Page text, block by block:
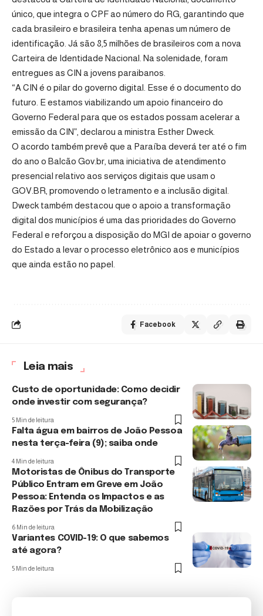
único, que integra o CPF ao número do RG, garantindo que
cada brasileiro e brasileira tenha apenas um número de
identificação. Já são 8,5 milhões de brasileiros com a nova
Carteira de Identidade Nacional. Na solenidade, foram
entregues as CIN a jovens paraibanos.
“A CIN é o pilar do governo digital. Esse é o documento do
futuro. E estamos viabilizando um apoio financeiro do
Governo Federal para que os estados possam acelerar a
emissão da CIN”, declarou a ministra Esther Dweck.
O acordo também prevê que a Paraíba deverá ter até o fim
do ano o Balcão Gov.br, uma iniciativa de atendimento
presencial relativo aos serviços digitais que usam o
GOV.BR, promovendo o letramento e a inclusão digital.
Dweck também destacou que o apoio a transformação
digital dos municípios é uma das prioridades do Governo
Federal e reforçou a disposição do MGI de apoiar o governo
do Estado a levar o processo eletrônico aos e municípios
que ainda estão no papel.
Facebook
Leia mais
Custo de oportunidade: Como decidir
onde investir com segurança?
5 Min de leitura
Falta água em bairros de João Pessoa
nesta terça-feira (9); saiba onde
4 Min de leitura
Motoristas de Ônibus do Transporte
Público Entram em Greve em João
Pessoa: Entenda os Impactos e as
Razões por Trás da Mobilização
6 Min de leitura
Variantes COVID-19: O que sabemos
até agora?
5 Min de leitura